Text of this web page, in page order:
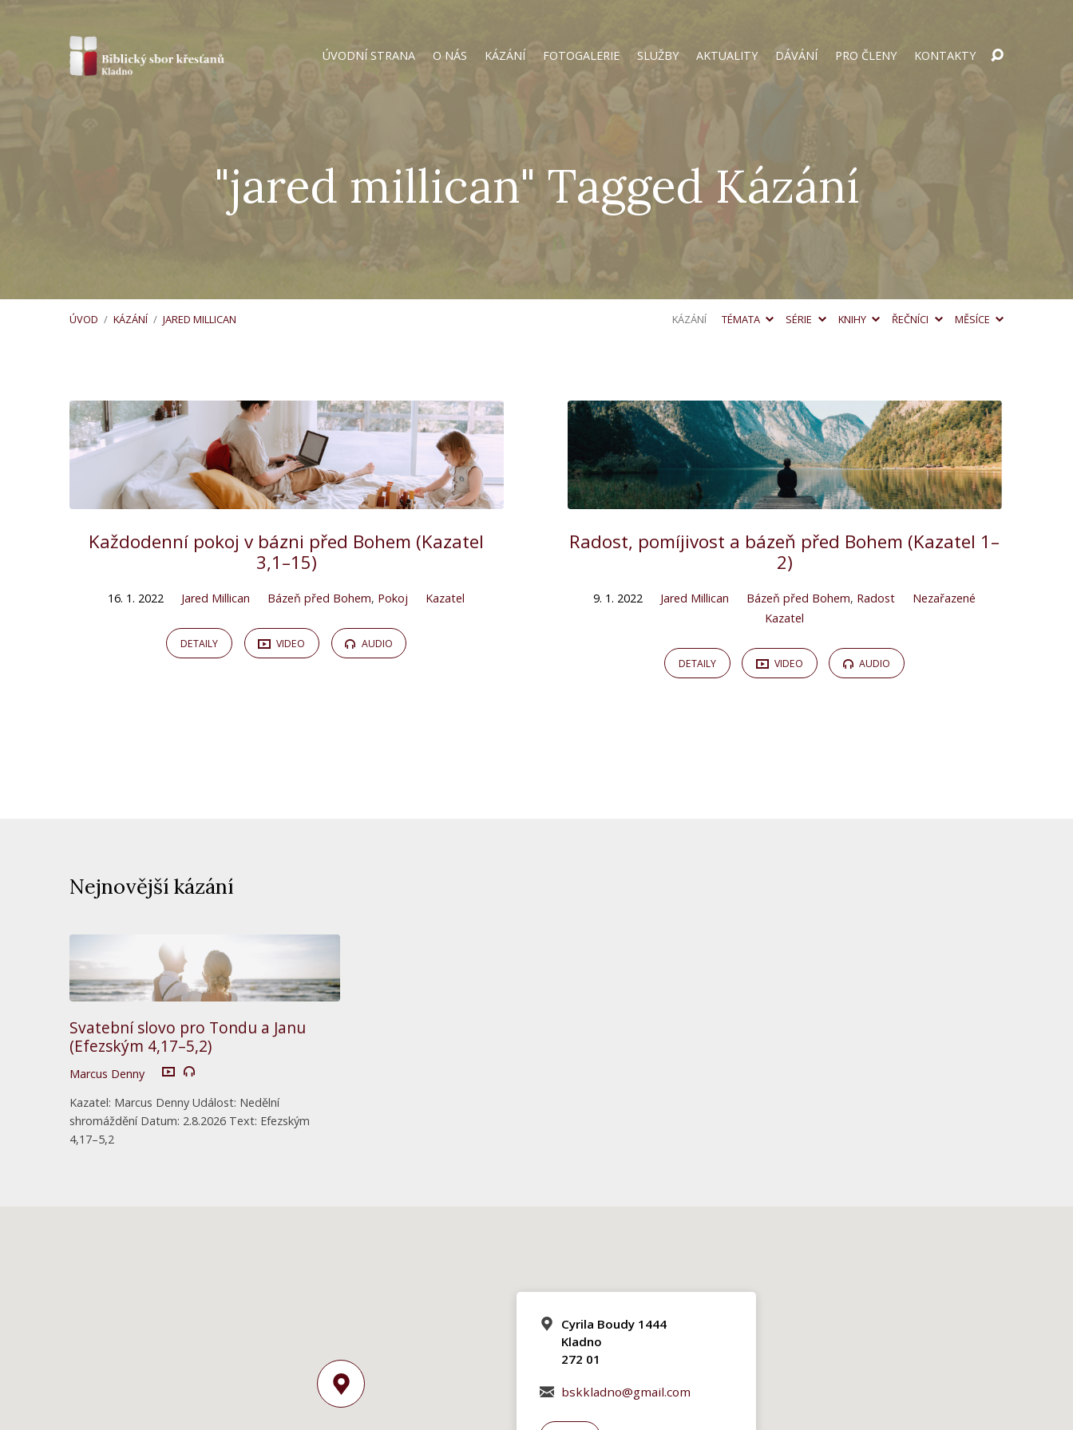
ÚVODNÍ STRANA O NÁS KÁZÁNÍ FOTOGALERIE SLUŽBY AKTUALITY DÁVÁNÍ PRO ČLENY KONTAKTY
"jared millican" Tagged Kázání
ÚVOD / KÁZÁNÍ / JARED MILLICAN KÁZÁNÍ TÉMATA SÉRIE KNIHY ŘEČNÍCI MĚSÍCE
"jared
millican"
Tagged
Kázání
Každodenní pokoj v bázni před Bohem (Kazatel
3,1–15)
16. 1. 2022 Jared Millican Bázeň před Bohem, Pokoj Kazatel
DETAILY VIDEO AUDIO
Radost, pomíjivost a bázeň před Bohem (Kazatel 1–
2)
9. 1. 2022 Jared Millican Bázeň před Bohem, Radost
Nezařazené
Kazatel
DETAILY VIDEO AUDIO
Nejnovější kázání
Svatební slovo pro Tondu a Janu
(Efezským 4,17–5,2)
Marcus Denny
Kazatel: Marcus Denny Událost: Nedělní
shromáždění Datum: 2.8.2026 Text: Efezským
4,17–5,2
Cyrila Boudy 1444
Kladno
272 01
bskkladno@gmail.com